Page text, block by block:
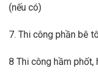
(nếu có)
7. Thi công phần bê
8 Thi công hầm